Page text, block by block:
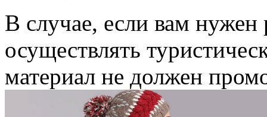
В случае, если вам нужен
осуществлять
материал не должен